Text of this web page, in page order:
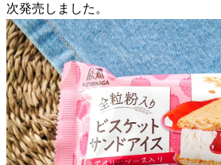
次発売しました。